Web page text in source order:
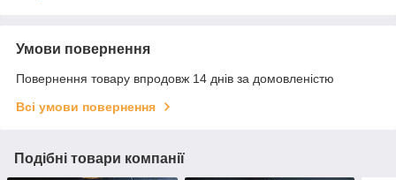
Умови повернення
Повернення товару впродовж 14 днів за домовленістю
Всі умови повернення
Подібні товари компанії